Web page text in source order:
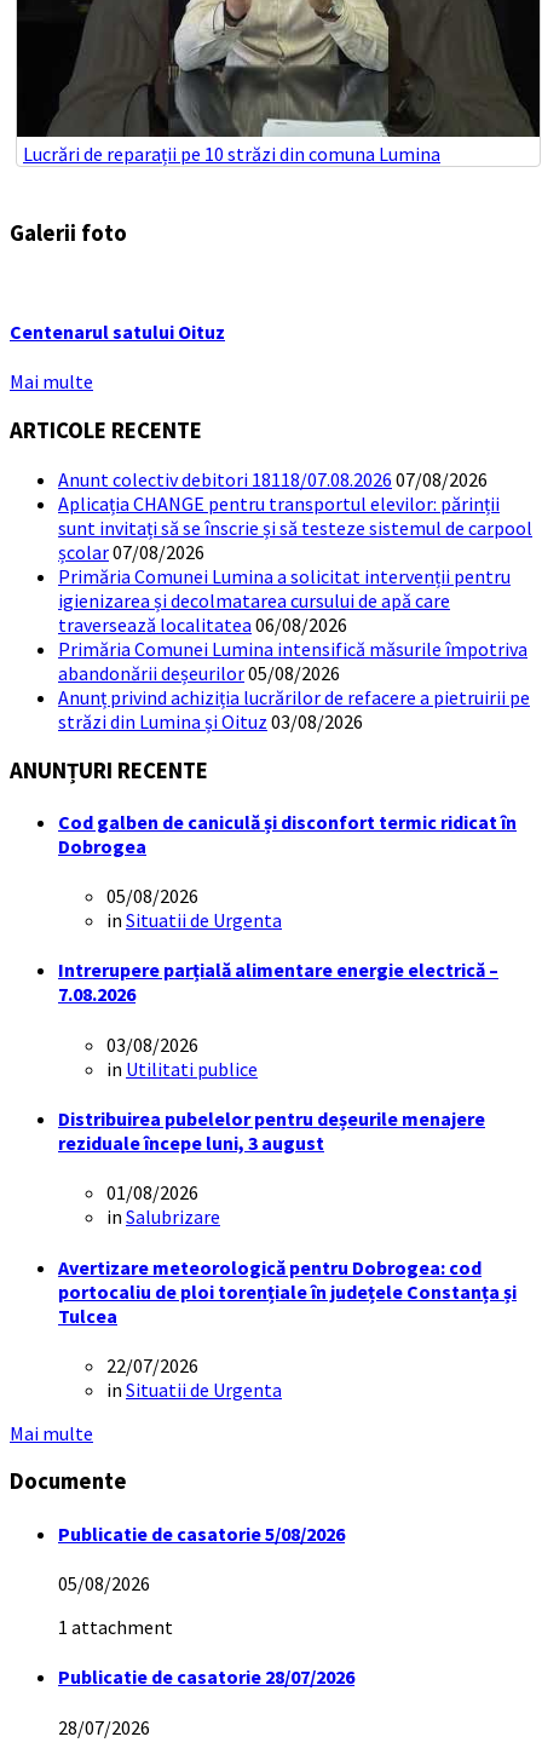
Lucrări de reparații pe 10 străzi din comuna Lumina
Galerii foto
Centenarul satului Oituz
Mai multe
ARTICOLE RECENTE
Anunt colectiv debitori 18118/07.08.2026 07/08/2026
Aplicația CHANGE pentru transportul elevilor: părinții
sunt invitați să se înscrie și să testeze sistemul de carpool
școlar07/08/2026
Primăria Comunei Lumina a solicitat intervenții pentru
igienizarea și decolmatarea cursului de apă care
traversează localitatea 06/08/2026
Primăria Comunei Lumina intensifică măsurile împotriva
abandonării deșeurilor05/08/2026
Anunț privind achiziția lucrărilor de refacere a pietruirii pe
străzi din Lumina și Oituz 03/08/2026
ANUNȚURI RECENTE
Cod galben de caniculă și disconfort termic ridicat în
Dobrogea
05/08/2026
in Situatii de Urgenta
Intrerupere parțială alimentare energie electrică –
7.08.2026
03/08/2026
in Utilitati publice
Distribuirea pubelelor pentru deșeurile menajere
reziduale începe luni, 3 august
01/08/2026
in Salubrizare
Avertizare meteorologică pentru Dobrogea: cod
portocaliu de ploi torențiale în județele Constanța și
Tulcea
22/07/2026
in Situatii de Urgenta
Mai multe
Documente
Publicatie de casatorie 5/08/2026
05/08/2026
1 attachment
Publicatie de casatorie 28/07/2026
28/07/2026